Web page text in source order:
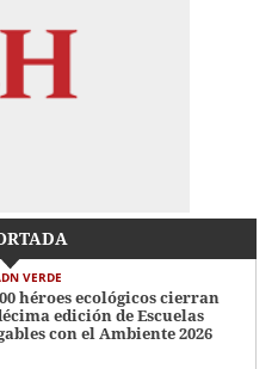
VERDE
héroes ecológicos cierran
edición de Escuelas
con el Ambiente 2026